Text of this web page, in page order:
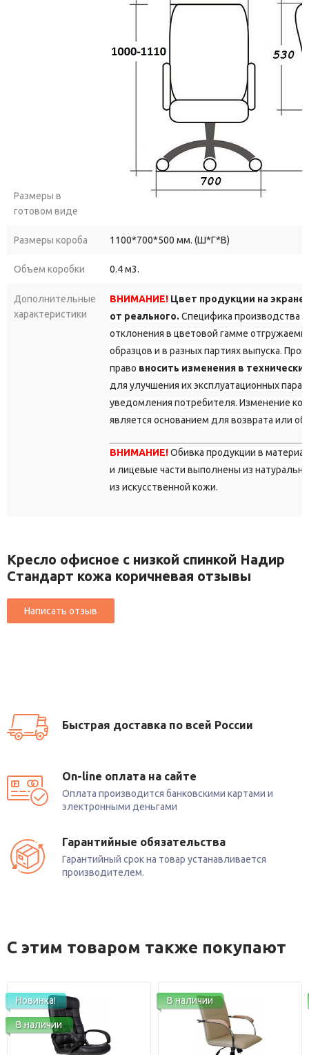
Размеры в
готовом виде
Размеры короба 1100*700*500 мм. (Ш*Г*В)
Объем коробки 0.4 м3.
Дополнительные
характеристики
ВНИМАНИЕ! Цвет продукции на
от реального. Специфика производства
отклонения в цветовой гамме
образцов и в разных партиях выпуска.
право вносить изменения в
для улучшения их эксплуатационных
уведомления потребителя. Изменение
является основанием для возврата или
ВНИМАНИЕ!Обивка продукции в
и лицевые части выполнены из
из искусственной кожи.
Кресло офисное с низкой спинкой Надир
Стандарт кожа коричневая отзывы
Быстрая доставка по всей России
On-line оплата на сайте
Оплата производится банковскими картами и
электронными деньгами
Гарантийные обязательства
Гарантийный срок на товар устанавливается
производителем.
С этим товаром также покупают
Новинка!
В наличии
В наличии